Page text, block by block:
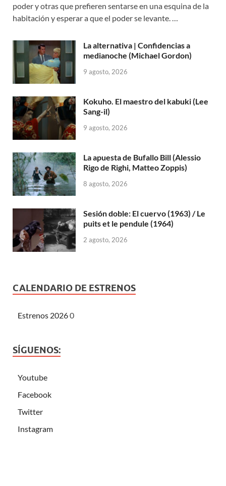
poder y otras que prefieren sentarse en una esquina de la
habitación y esperar a que el poder se levante. …
La alternativa | Confidencias a
medianoche (Michael Gordon)
9 agosto, 2026
Kokuho. El maestro del kabuki (Lee
Sang-il)
9 agosto, 2026
La apuesta de Bufallo Bill (Alessio
Rigo de Righi, Matteo Zoppis)
8 agosto, 2026
Sesión doble: El cuervo (1963) / Le
puits et le pendule (1964)
2 agosto, 2026
CALENDARIO DE ESTRENOS
Estrenos 20260
SÍGUENOS:
Youtube
Facebook
Twitter
Instagram